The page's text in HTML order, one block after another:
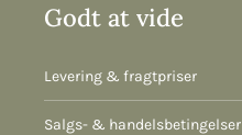
Godt at vide
Levering & fragtpriser
Salgs- & handelsbetingelser